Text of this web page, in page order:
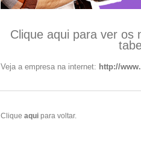
Clique aqui para ver os
Veja a empresa na internet: http://
Clique aqui para voltar.